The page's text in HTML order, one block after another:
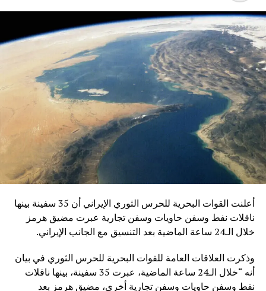
UP
قطر للكهرباء والماء تفوز بجائزة عالمية في قطاع
DON'T MISS
“منتدى الدول المصدرة للغاز”: العصر الذهبي للغاز الطبيعي
لا يزال أمامنا
أعلنت القوات البحرية للحرس الثوري الإيراني أن 35 سفينة بينها
ناقلات نفط وسفن حاويات وسفن تجارية عبرت مضيق هرمز
خلال الـ24 ساعة الماضية بعد التنسيق مع الجانب الإيراني.
وذكرت العلاقات العامة للقوات البحرية للحرس الثوري في بيان
أنه “خلال الـ24 ساعة الماضية، عبرت 35 سفينة، بينها ناقلات
نفط وسفن حاويات وسفن تجارية أخرى، مضيق هرمز بعد